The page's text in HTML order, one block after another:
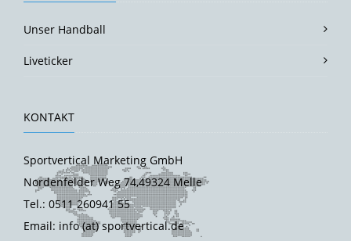
Unser Handball
Liveticker
KONTAKT
Sportvertical Marketing GmbH
Nordenfelder Weg 74,49324 Melle
Tel.: 0511 260941 55
Email: info (at) sportvertical.de